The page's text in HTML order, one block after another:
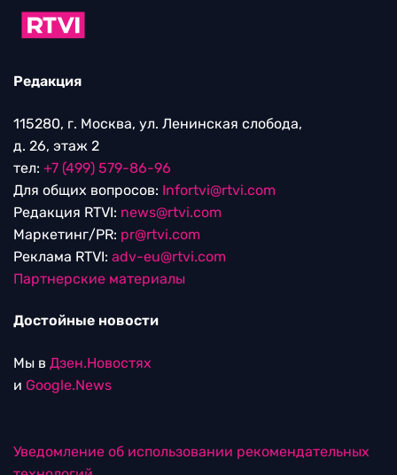
Редакция
115280, г. Москва, ул. Ленинская слобода,
д. 26, этаж 2
тел: +7 (499) 579-86-96
Для общих вопросов: Infortvi@rtvi.com
Редакция RTVI: news@rtvi.com
Маркетинг/PR: pr@rtvi.com
Реклама RTVI: adv-eu@rtvi.com
Партнерские материалы
Достойные новости
Мы в Дзен.Новостях
и Google.News
Уведомление об использовании рекомендательных